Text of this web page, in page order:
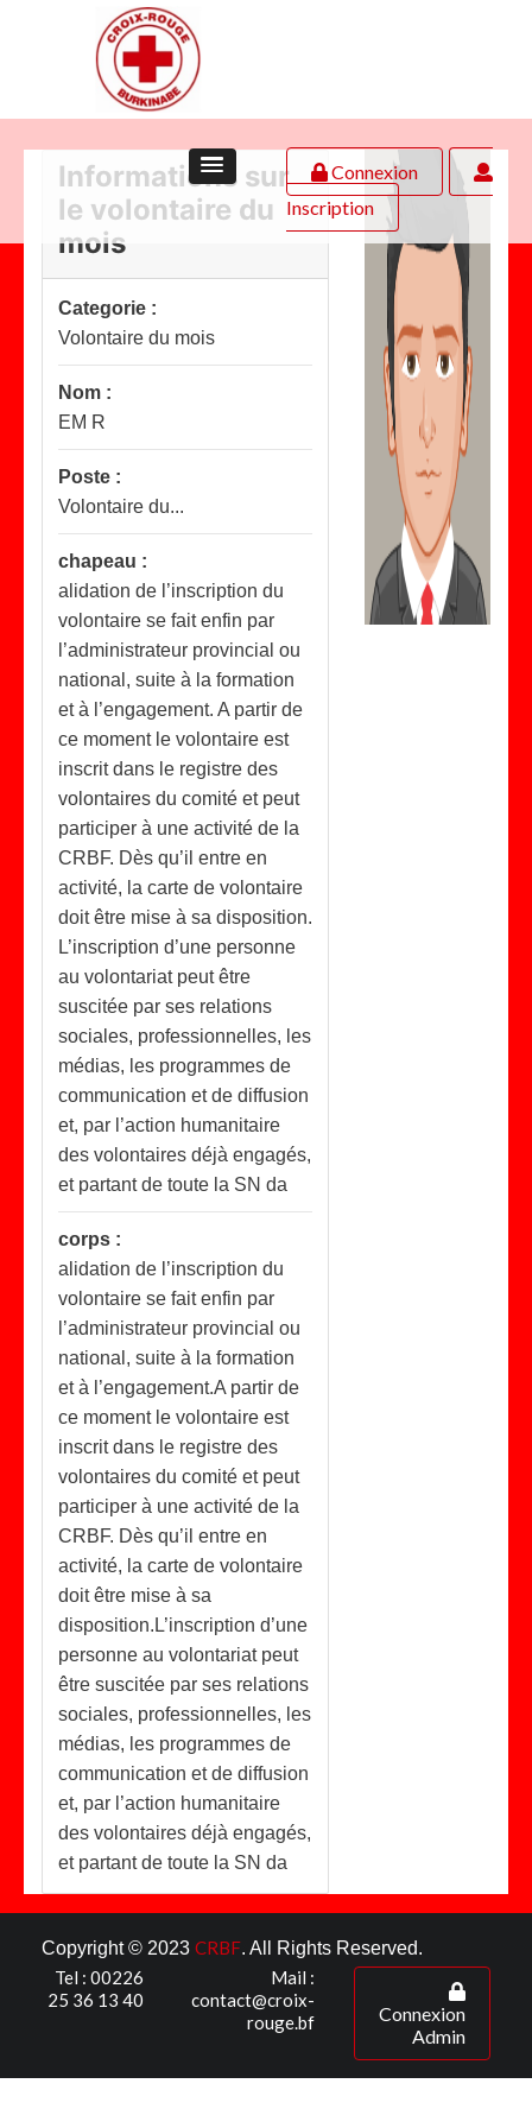
Connexion
Inscription
Informations sur
le volontaire du
mois
Categorie :
Volontaire du mois
Nom :
EM R
Poste :
Volontaire du...
chapeau :
alidation de l’inscription du
volontaire se fait enfin par
l’administrateur provincial ou
national, suite à la formation
et à l’engagement. A partir de
ce moment le volontaire est
inscrit dans le registre des
volontaires du comité et peut
participer à une activité de la
CRBF. Dès qu’il entre en
activité, la carte de volontaire
doit être mise à sa disposition.
L’inscription d’une personne
au volontariat peut être
suscitée par ses relations
sociales, professionnelles, les
médias, les programmes de
communication et de diffusion
et, par l’action humanitaire
des volontaires déjà engagés,
et partant de toute la SN da
corps :
alidation de l’inscription du
volontaire se fait enfin par
l’administrateur provincial ou
national, suite à la formation
et à l’engagement.A partir de
ce moment le volontaire est
inscrit dans le registre des
volontaires du comité et peut
participer à une activité de la
CRBF. Dès qu’il entre en
activité, la carte de volontaire
doit être mise à sa
disposition.L’inscription d’une
personne au volontariat peut
être suscitée par ses relations
sociales, professionnelles, les
médias, les programmes de
communication et de diffusion
et, par l’action humanitaire
des volontaires déjà engagés,
et partant de toute la SN da
Copyright © 2023 CRBF. All Rights Reserved.
Tel : 00226
25 36 13 40
Mail :
contact@croix-
rouge.bf
Connexion
Admin